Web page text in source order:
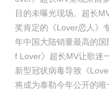
目的未曝光现场。超长
奖肯定的《Lover恋人》
年中国大陆销量最高的
f Lover》超长MV让歌迷
新型冠状病毒导致《
将成为泰勒今年公开的唯